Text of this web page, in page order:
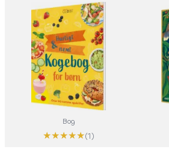
Bog
★★★★★(1)